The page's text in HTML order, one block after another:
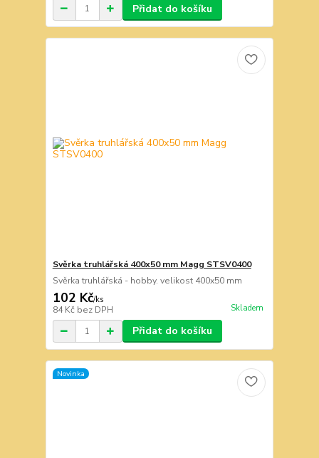
Přidat do košíku
Svěrka truhlářská 400x50 mm Magg STSV0400
Svěrka truhlářská - hobby. velikost 400x50 mm
102 Kč/ks
84 Kč bez DPH Skladem
Přidat do košíku
Novinka